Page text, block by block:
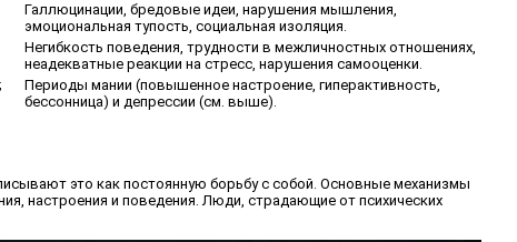
Галлюцинации, бредовые идеи, нарушения мышления,
эмоциональная тупость, социальная изоляция.
Негибкость поведения, трудности в межличностных отношениях,
неадекватные реакции на стресс, нарушения самооценки.
Периоды мании (повышенное настроение, гиперактивность,
бессонница) и депрессии (см. выше).
это как постоянную борьбу с собой. Основные механизмы
настроения и поведения. Люди, страдающие от психических